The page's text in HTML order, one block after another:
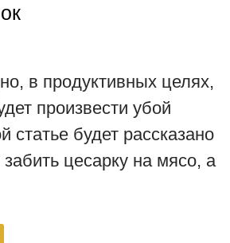
в продуктивных целях,
произвести убой
статье будет рассказано
цесарку на мясо, а